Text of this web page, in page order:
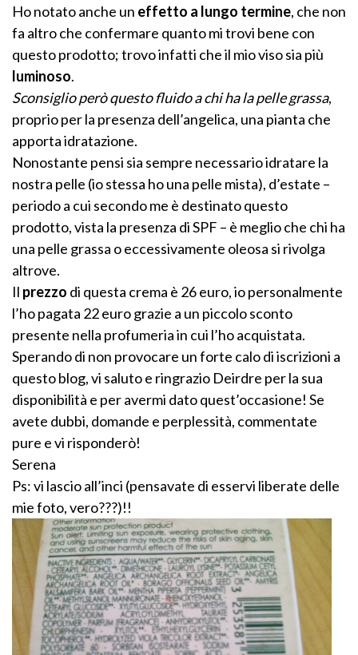
Ho notato anche un effetto a lungo termine, che non
fa altro che confermare quanto mi trovi bene con
questo prodotto; trovo infatti che il mio viso sia più
luminoso.
Sconsiglio però questo fluido a chi ha lapelle grassa,
proprio per la presenza dell’angelica, una pianta che
apporta idratazione.
Nonostante pensi sia sempre necessario idratare la
nostra pelle (io stessa ho una pelle mista), d’estate –
periodo a cui secondo me è destinato questo
prodotto, vista la presenza di SPF – è meglio che chi ha
una pelle grassa o eccessivamente oleosa si rivolga
altrove.
Il prezzo di questa crema è 26 euro, io personalmente
l’ho pagata 22 euro grazie a un piccolo sconto
presente nella profumeria in cui l’ho acquistata.
Sperando di non provocare un forte calo di iscrizioni a
questo blog, vi saluto e ringrazio Deirdre per la sua
disponibilità e per avermi dato quest’occasione! Se
avete dubbi, domande e perplessità, commentate
pure e vi risponderò!
Serena
Ps: vi lascio all’inci (pensavate di esservi liberate delle
mie foto, vero???)!!